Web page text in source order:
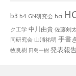
b3 b4 GN研究会 hci
ク工学 中川由貴 佐藤剣
同研究会 山浦祐明 手書き
牧良樹 田島一樹 発表報